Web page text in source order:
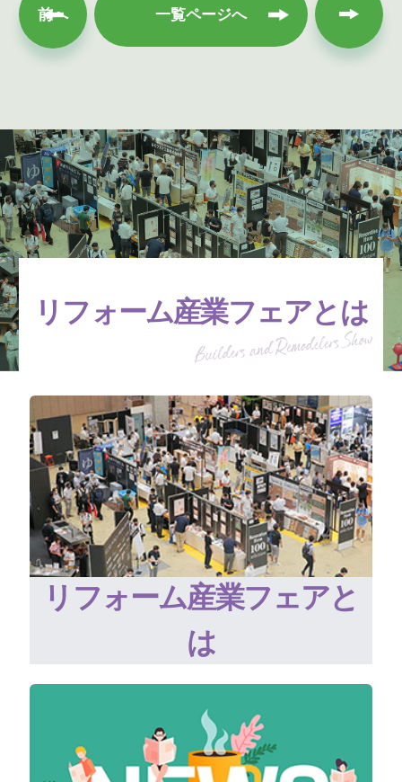
前へ 一覧ページへ
次へ
リフォーム産業フェアとは
リフォーム産業フェアと
は